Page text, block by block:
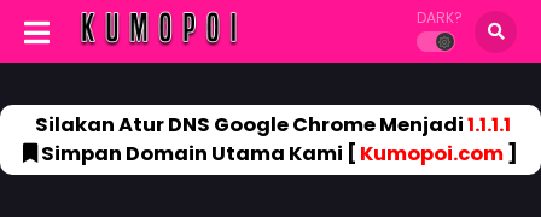
DARK?
Silakan Atur DNS Google Chrome Menjadi1.1.1.1
Simpan Domain Utama Kami [ Kumopoi.com]